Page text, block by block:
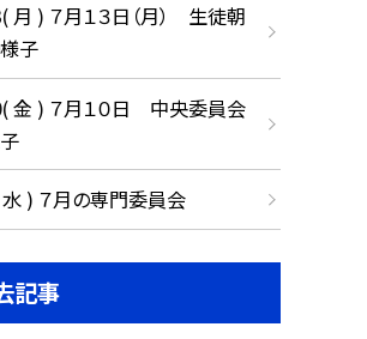
月 ) ７月１３日（月） 生徒朝
子
金 ) ７月１０日 中央委員会
) ７月の専門委員会
記事